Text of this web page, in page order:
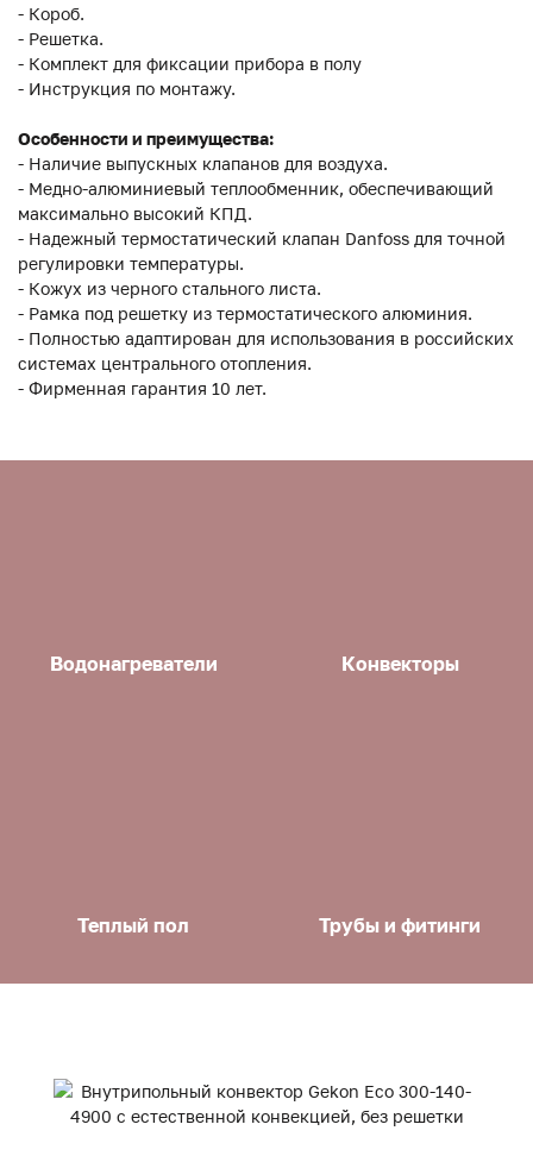
- Короб.
- Решетка.
- Комплект для фиксации прибора в полу
- Инструкция по монтажу.
Особенности и преимущества:
- Наличие выпускных клапанов для воздуха.
- Медно-алюминиевый теплообменник, обеспечивающий
максимально высокий КПД.
- Надежный термостатический клапан Danfoss для точной
регулировки температуры.
- Кожух из черного стального листа.
- Рамка под решетку из термостатического алюминия.
- Полностью адаптирован для использования в российских
системах центрального отопления.
- Фирменная гарантия 10 лет.
Водонагреватели Конвекторы
Теплый пол Трубы и фитинги